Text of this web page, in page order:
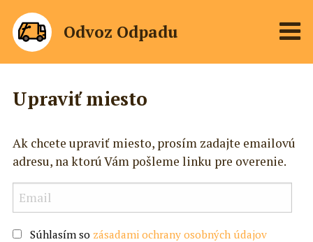
Odvoz Odpadu
Upraviť miesto
Ak chcete upraviť miesto, prosím zadajte emailovú
adresu, na ktorú Vám pošleme linku pre overenie.
Súhlasím so zásadami ochrany osobných údajov